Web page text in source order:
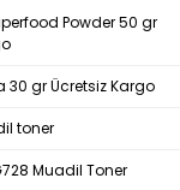
Powder 50 gr
30 gr Ücretsiz Kargo
toner
Muadil Toner